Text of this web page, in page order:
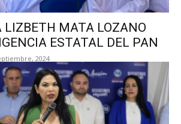
LIZBETH MATA LOZANO
ESTATAL DEL PAN
2024